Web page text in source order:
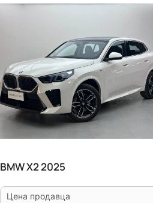
BMW X2 2025
Цена продавца